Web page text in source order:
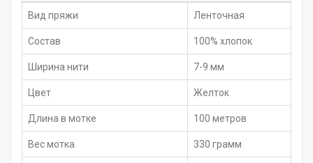
Вид пряжи Ленточная
Состав 100% хлопок
Ширина нити 7-9 мм
Цвет Желток
Длина в мотке 100 метров
Вес мотка 330 грамм